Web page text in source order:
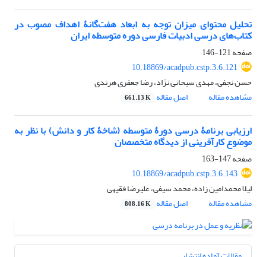
تحلیل محتوای میزان توجه به ابعاد هفت‌گانۀ اهداف مصوب در
کتاب‌های درسی ادبیات فارسی دوره متوسطه ایران
صفحه121-146
‎10.18869/acadpub.cstp.3.6.121
حسن نجفی، مهدی سبحانی نژاد، رضا جعفری هرندی
مشاهده مقاله
اصل مقاله 661.13 K
ارزیابی برنامۀ درسی دورۀ متوسطه (شاخۀ کار‌ و‌ دانش) با نظر به
موضوع کارآفرینی از دیدگاه متخصصان
صفحه147-163
‎10.18869/acadpub.cstp.3.6.143
لیلا محمدامین زاده، محمد سیفی، علیرضا فقیهی
مشاهده مقاله
اصل مقاله 808.16 K